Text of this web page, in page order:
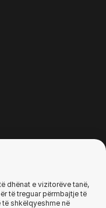
dhënat e vizitorëve tanë,
të treguar përmbajtje të
shkëlqyeshme në